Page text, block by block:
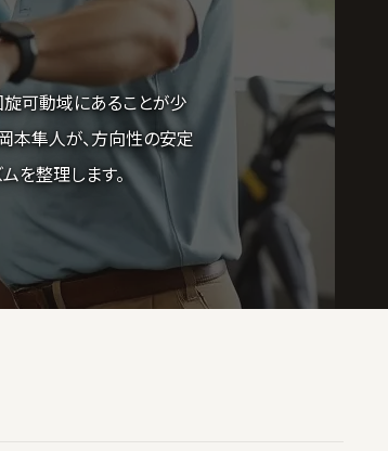
旋可動域にあることが少
本隼人が、方向性の安定
を整理します。